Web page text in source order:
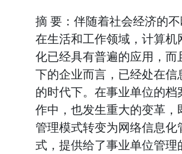
摘 要：伴随着社会经济的不
在生活和工作领域，计算机
化已经具有普遍的应用，而
下的企业而言，已经处在信
的时代下。在事业单位的档
作中，也发生重大的变革，
管理模式转变为网络信息化
式，提供给了事业单位管理